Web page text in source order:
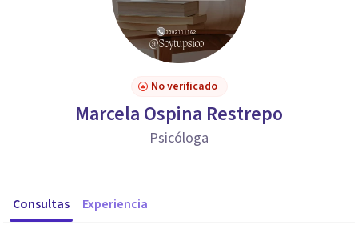
No verificado
Marcela Ospina Restrepo
Psicóloga
Consultas Experiencia